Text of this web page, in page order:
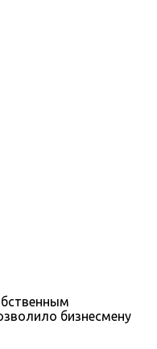
бизнесмену